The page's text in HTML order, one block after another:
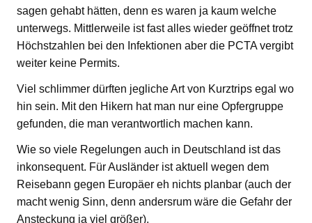
sagen gehabt hätten, denn es waren ja kaum welche
unterwegs. Mittlerweile ist fast alles wieder geöffnet trotz
Höchstzahlen bei den Infektionen aber die PCTA vergibt
weiter keine Permits.
Viel schlimmer dürften jegliche Art von Kurztrips egal wo
hin sein. Mit den Hikern hat man nur eine Opfergruppe
gefunden, die man verantwortlich machen kann.
Wie so viele Regelungen auch in Deutschland ist das
inkonsequent. Für Ausländer ist aktuell wegen dem
Reisebann gegen Europäer eh nichts planbar (auch der
macht wenig Sinn, denn andersrum wäre die Gefahr der
Ansteckung ja viel größer).